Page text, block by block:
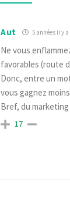
Aut 5 années il y a
Ne vous
favorables (route
Donc, entre un
vous gagnez
Bref, du
17